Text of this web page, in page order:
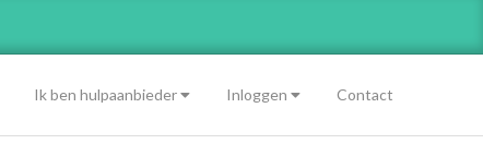
Ik ben hulpaanbieder Inloggen Contact